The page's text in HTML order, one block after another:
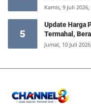
Kamis, 9 Juli
5
Update Harga
Termahal,
Jumat, 10 Juli